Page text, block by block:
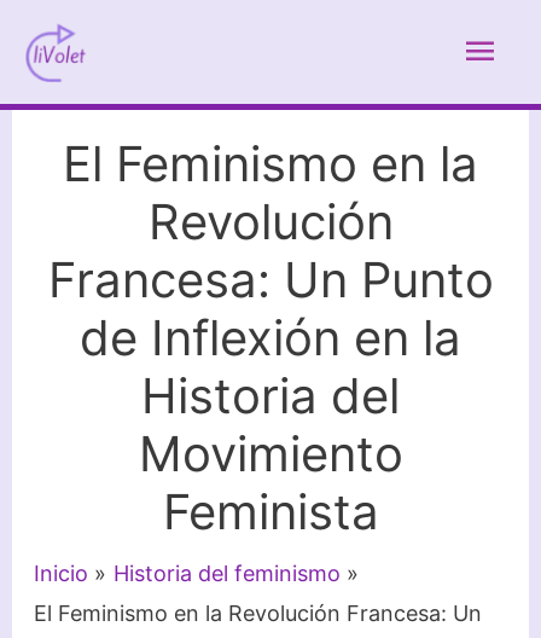
contenido
El Feminismo en la
Revolución
Francesa: Un Punto
de Inflexión en la
Historia del
Movimiento
Feminista
Inicio
Historia del feminismo
El Feminismo en la Revolución Francesa: Un